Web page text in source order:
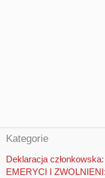
Kategorie
Deklaracja członkowska
EMERYCI I ZWOLNIENI